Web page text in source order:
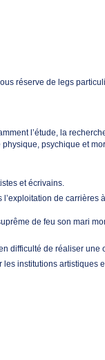
réserve de legs
l’étude, la
psychique et
et écrivains.
de
de feu son mari
difficulté de réaliser
institutions artistiques